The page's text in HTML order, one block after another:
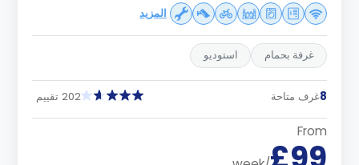
المزيد
غرفة بحمام استوديو
8غرف متاحة 202 تقييم
From